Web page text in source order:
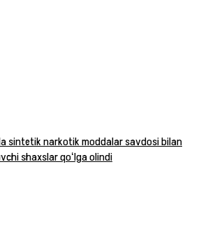
sintetik narkotik moddalar savdosi bilan
shaxslar qoʻlga olindi